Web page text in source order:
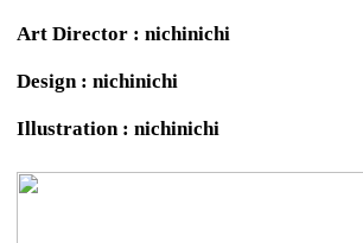
Art Director : nichinichi
Design : nichinichi
Illustration : nichinichi